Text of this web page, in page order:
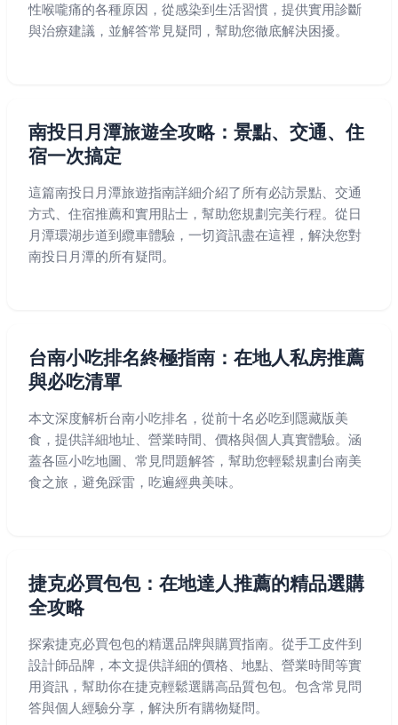
性喉嚨痛的各種原因，從感染到生活習慣，提供實用診斷
與治療建議，並解答常見疑問，幫助您徹底解決困擾。
南投日月潭旅遊全攻略：景點、交通、住
宿一次搞定
這篇南投日月潭旅遊指南詳細介紹了所有必訪景點、交通
方式、住宿推薦和實用貼士，幫助您規劃完美行程。從日
月潭環湖步道到纜車體驗，一切資訊盡在這裡，解決您對
南投日月潭的所有疑問。
台南小吃排名終極指南：在地人私房推薦
與必吃清單
本文深度解析台南小吃排名，從前十名必吃到隱藏版美
食，提供詳細地址、營業時間、價格與個人真實體驗。涵
蓋各區小吃地圖、常見問題解答，幫助您輕鬆規劃台南美
食之旅，避免踩雷，吃遍經典美味。
捷克必買包包：在地達人推薦的精品選購
全攻略
探索捷克必買包包的精選品牌與購買指南。從手工皮件到
設計師品牌，本文提供詳細的價格、地點、營業時間等實
用資訊，幫助你在捷克輕鬆選購高品質包包。包含常見問
答與個人經驗分享，解決所有購物疑問。